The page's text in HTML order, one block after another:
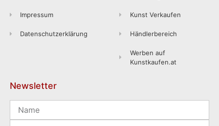
Impressum
Datenschutzerklärung
Kunst Verkaufen
Händlerbereich
Werben auf
Kunstkaufen.at
Newsletter